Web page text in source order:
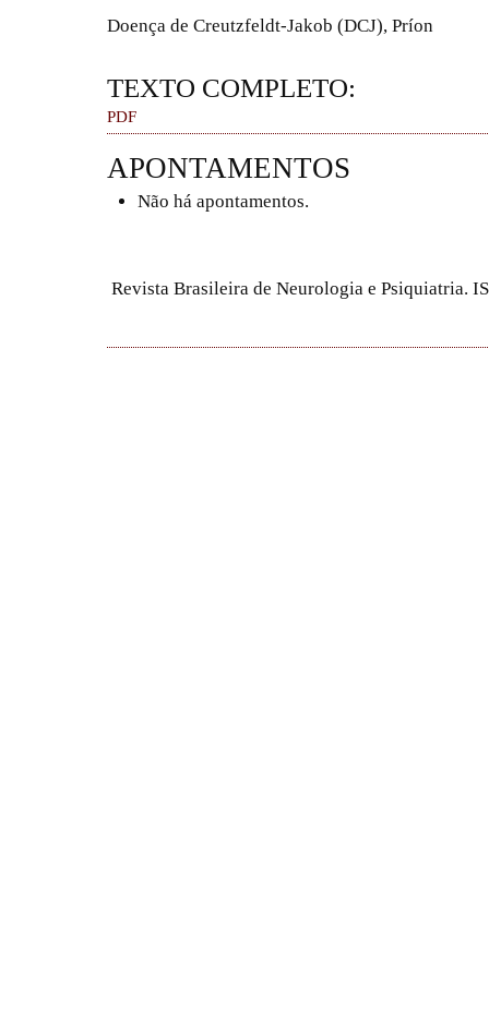
Doença de Creutzfeldt-Jakob (DCJ), Príon
TEXTO COMPLETO:
PDF
APONTAMENTOS
Não há apontamentos.
Revista Brasileira de Neurologia e Psiquiatria.